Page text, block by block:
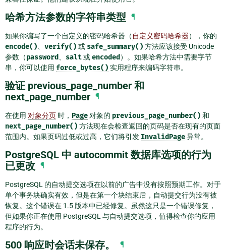
哈希方法参数的字符串类型 ¶
如果你编写了一个自定义的密码哈希器（ 自定义密码哈希器），你的
encode()、 verify() 或 safe_summary() 方法应该接受 Unicode
参数（password、 salt或encoded）。如果哈希方法中需要字节
串，你可以使用 force_bytes() 实用程序来编码字符串。
验证 previous_page_number 和
next_page_number ¶
在使用 对象分页 时， Page对象的 previous_page_number() 和
next_page_number() 方法现在会检查返回的页码是否在现有的页面
范围内。如果页码过低或过高，它们将引发 InvalidPage异常。
PostgreSQL 中 autocommit 数据库选项的行为
已更改 ¶
PostgreSQL 的自动提交选项在以前的广告中没有按照预期工作。对于
单个事务块确实有效，但是在第一个块结束后，自动提交行为没有被
恢复。这个错误在 1.5 版本中已经修复。虽然这只是一个错误修复，
但如果你正在使用 PostgreSQL 与自动提交选项，值得检查你的应用
程序的行为。
500 响应时会话未保存。 ¶